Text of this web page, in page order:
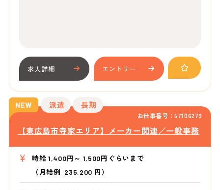
求人詳細 エントリー
お仕事番号：57106279
派遣 長期
【東広島市寺家エリア】メーカー関連／一般事務
時給 1,400円～ 1,500円ぐらいまで
（月給例 235,200 円）